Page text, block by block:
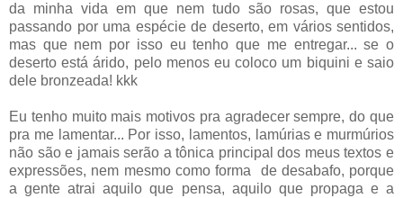
da minha vida em que nem tudo são rosas, que estou
passando por uma espécie de deserto, em vários sentidos,
mas que nem por isso eu tenho que me entregar... se o
deserto está árido, pelo menos eu coloco um biquini e saio
dele bronzeada! kkk
Eu tenho muito mais motivos pra agradecer sempre, do que
pra me lamentar... Por isso, lamentos, lamúrias e murmúrios
não são e jamais serão a tônica principal dos meus textos e
expressões, nem mesmo como forma de desabafo, porque
a gente atrai aquilo que pensa, aquilo que propaga e a